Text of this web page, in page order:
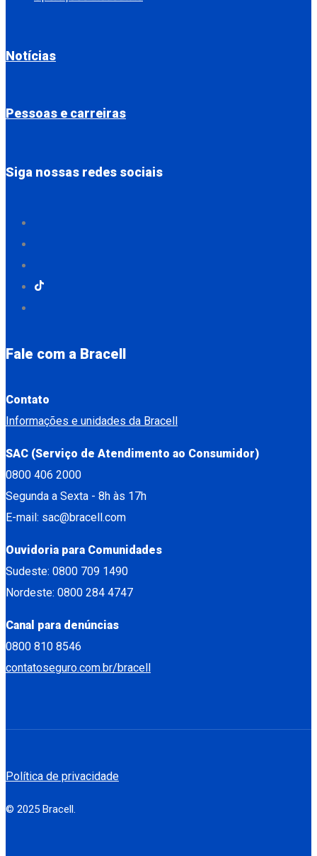
Notícias
Pessoas e carreiras
Siga nossas redes sociais
Fale com a Bracell
Contato
Informações e unidades da Bracell
SAC (Serviço de Atendimento ao Consumidor)
0800 406 2000
Segunda a Sexta - 8h às 17h
E-mail: sac@bracell.com
Ouvidoria para Comunidades
Sudeste: 0800 709 1490
Nordeste: 0800 284 4747
Canal para denúncias
0800 810 8546
contatoseguro.com.br/bracell
Política de privacidade
© 2025 Bracell.